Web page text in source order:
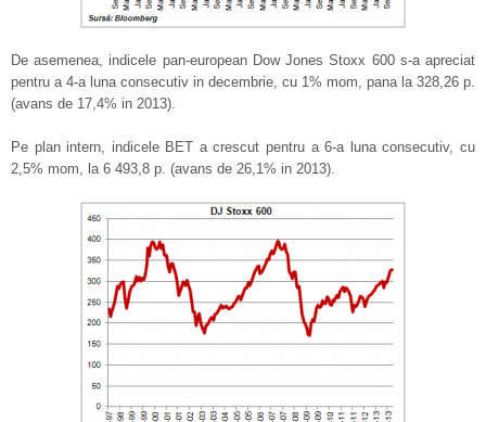
De asemenea, indicele pan-european Dow Jones Stoxx 600 s-a apreciat
pentru a 4-a luna consecutiv in decembrie, cu 1% mom, pana la 328,26 p.
(avans de 17,4% in 2013).
Pe plan intern, indicele BET a crescut pentru a 6-a luna consecutiv, cu
2,5% mom, la 6 493,8 p. (avans de 26,1% in 2013).